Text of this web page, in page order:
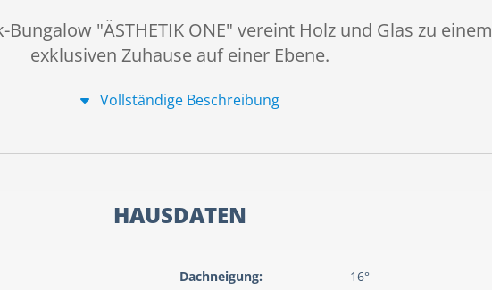
Bungalow "ÄSTHETIK ONE" vereint Holz und Glas zu einem
exklusiven Zuhause auf einer Ebene.
Vollständige Beschreibung
HAUSDATEN
Dachneigung: 16°